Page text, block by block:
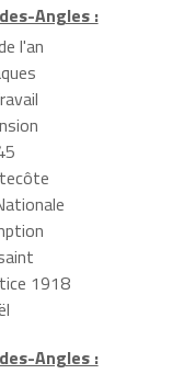
Angles :
l'an
1918
Angles :